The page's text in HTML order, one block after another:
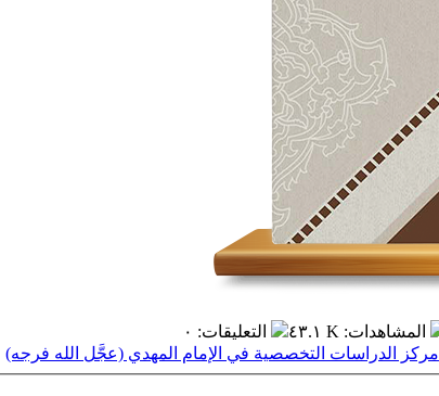
المشاهدات: ٤٣.١ K التعليقات: ٠
مركز الدراسات التخصصية في الإمام المهدي (عجَّل الله فرجه)